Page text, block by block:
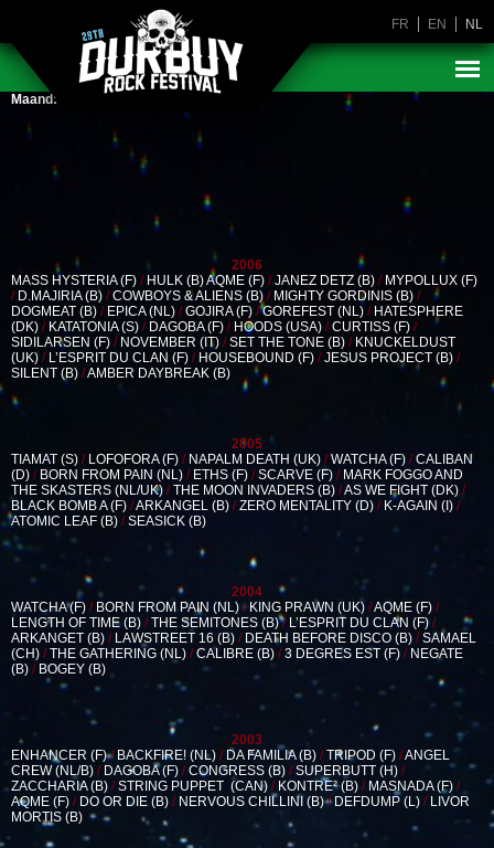
FR EN NL
Maand:
2006
MASS HYSTERIA (F) /HULK (B) AQME (F) /JANEZ DETZ (B) /MYPOLLUX (F)
/D.MAJIRIA (B) /COWBOYS & ALIENS (B) /MIGHTY GORDINIS (B) /
DOGMEAT (B) /EPICA (NL) /GOJIRA (F) /GOREFEST (NL) /HATESPHERE
(DK) /KATATONIA (S) /DAGOBA (F) /HOODS (USA) /CURTISS (F) /
SIDILARSEN (F) /NOVEMBER (IT) /SET THE TONE (B) /KNUCKELDUST
(UK) /L’ESPRIT DU CLAN (F) /HOUSEBOUND (F) /JESUS PROJECT (B) /
SILENT (B) /AMBER DAYBREAK (B)
2005
TIAMAT (S) /LOFOFORA (F) /NAPALM DEATH (UK) /WATCHA (F) /CALIBAN
(D) /BORN FROM PAIN (NL) /ETHS (F) /SCARVE (F) / MARK FOGGO AND
THE SKASTERS (NL/UK) /THE MOON INVADERS (B) /AS WE FIGHT (DK) /
BLACK BOMB A (F) /ARKANGEL (B) /ZERO MENTALITY (D) / K-AGAIN (I) /
ATOMIC LEAF (B) /SEASICK (B)
2004
WATCHA (F) /BORN FROM PAIN (NL)/KING PRAWN (UK) /AQME (F) /
LENGTH OF TIME (B) /THE SEMITONES (B)/L’ESPRIT DU CLAN (F) /
ARKANGET (B) /LAWSTREET 16 (B) /DEATH BEFORE DISCO (B) /SAMAEL
(CH) /THE GATHERING (NL) /CALIBRE (B) /3 DEGRES EST (F) /NEGATE
(B) /BOGEY (B)
2003
ENHANCER (F)/BACKFIRE! (NL) /DA FAMILIA (B) /TRIPOD (F) /ANGEL
CREW (NL/B) /DAGOBA (F) /CONGRESS (B) /SUPERBUTT (H) /
ZACCHARIA (B) /STRING PUPPET (CAN) /KONTRE² (B) /MASNADA (F) /
AQME (F) /DO OR DIE (B) /NERVOUS CHILLINI (B)/DEFDUMP (L) /LIVOR
MORTIS (B)